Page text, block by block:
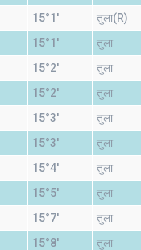
15°1' तुला(R)
15°1' तुला
15°2' तुला
15°2' तुला
15°3' तुला
15°3' तुला
15°4' तुला
15°5' तुला
15°7' तुला
15°8' तुला